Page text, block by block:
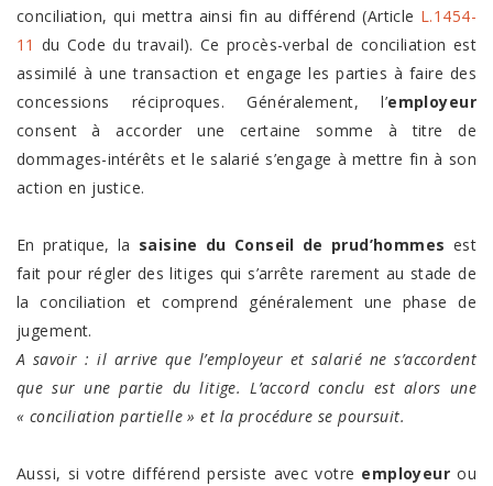
conciliation, qui mettra ainsi fin au différend (Article L.1454-
11 du Code du travail). Ce procès-verbal de conciliation est
assimilé à une transaction et engage les parties à faire des
concessions réciproques. Généralement, l’employeur
consent à accorder une certaine somme à titre de
dommages-intérêts et le salarié s’engage à mettre fin à son
action en justice.
En pratique, la saisine du Conseil de prud’hommes est
fait pour régler des litiges qui s’arrête rarement au stade de
la conciliation et comprend généralement une phase de
jugement.
A savoir : il arrive que l’employeur et salarié ne s’accordent
que sur une partie du litige. L’accord conclu est alors une
« conciliation partielle » et la procédure se poursuit.
Aussi, si votre différend persiste avec votre employeur ou